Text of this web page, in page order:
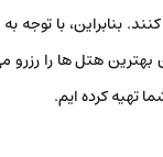
بنابراین، با توجه
هتل ها را رزرو
تهیه کرده ایم.